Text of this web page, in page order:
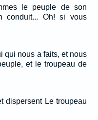
le peuple de son
conduit... Oh! si vous
qui nous a faits, et nous
et le troupeau de
dispersent Le troupeau